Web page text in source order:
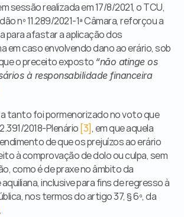
sessão realizada em 17/8/2021, o TCU,
nº 11.289/2021-1ª Câmara, reforçou a
para afastar a aplicação dos
em caso envolvendo dano ao erário, sob
o preceito exposto “não atinge os
à responsabilidade financeira
tanto foi pormenorizado no voto que
2018-Plenário [3], em que aquela
de que os prejuízos ao erário
à comprovação de dolo ou culpa, sem
como é de praxe no âmbito da
inclusive para fins de regresso à
nos termos do artigo 37, § 6º, da
.